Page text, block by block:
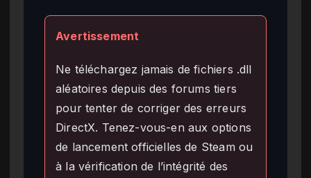
Avertissement
Ne téléchargez jamais de fichiers .dll
aléatoires depuis des forums tiers
pour tenter de corriger des erreurs
DirectX. Tenez-vous-en aux options
de lancement officielles de Steam ou
à la vérification de l’intégrité des